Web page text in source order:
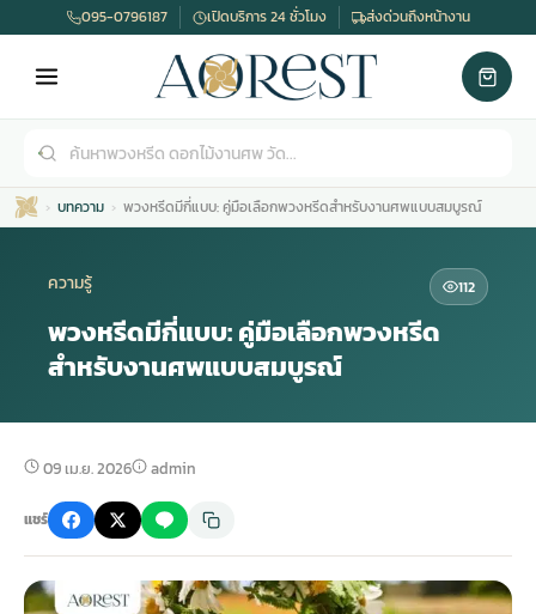
ดอกไม้หน้าศพ
จัดดอกไม้หน้าศพ
ดอกไม้หน้าหีบ
พวงหรีด กรุงเทพ
สั่งพวงหรีด
ร้านพวงหรีด
มรุสีขาว
ไม้หน้าเมรุ
ไม้งานแต่ง
ไม้งานแต่ง ราคาถูก
ไม้งานแต่ง กรุงเทพ
พวงหรีดพัดลม
พวงหรีดพัดลม ราคาถูก
พวงหรีดพัดลม กรุงเทพ
รับจัดงานศพ
รับจัดงานศพ ครบวงจร
รับจัดงานศพ กรุงเทพ
095-0796187 เปิดบริการ 24 ชั่วโมง ส่งด่วนถึงหน้างาน
บทความ พวงหรีดมีกี่แบบ: คู่มือเลือกพวงหรีดสำหรับงานศพแบบสมบูรณ์
ความรู้ 112
พวงหรีดมีกี่แบบ: คู่มือเลือกพวงหรีด
สำหรับงานศพแบบสมบูรณ์
09 เม.ย. 2026 admin
แชร์